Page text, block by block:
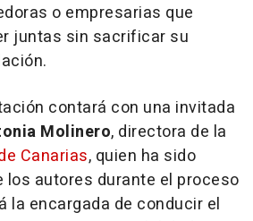
o empresarias que
juntas sin sacrificar su
contará con una invitada
Molinero, directora de la
Canarias, quien ha sido
los autores durante el proceso
la encargada de conducir el